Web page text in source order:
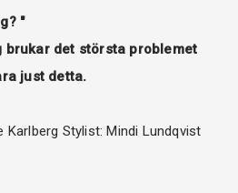
"
det största problemet
just detta.
Stylist: Mindi Lundqvist